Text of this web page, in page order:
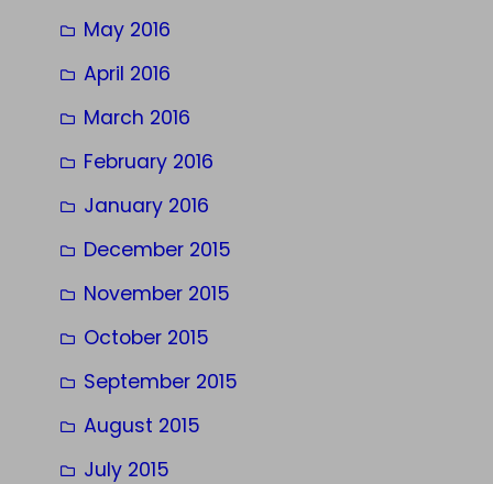
May 2016
April 2016
March 2016
February 2016
January 2016
December 2015
November 2015
October 2015
September 2015
August 2015
July 2015